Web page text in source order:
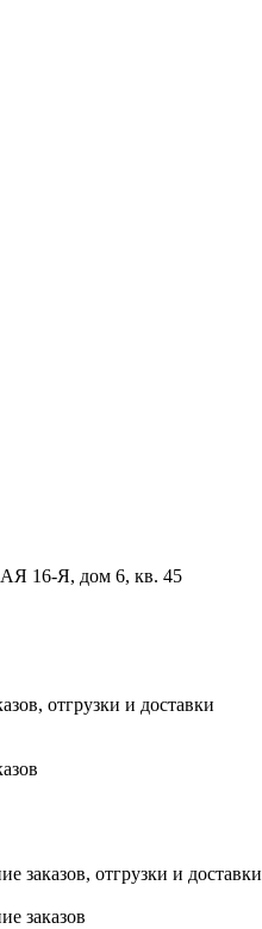
16-Я, дом 6, кв. 45
отгрузки и доставки
заказов, отгрузки и доставки
заказов